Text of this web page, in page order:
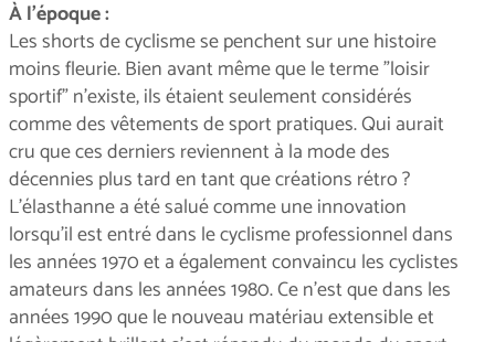
À l'époque :
Les shorts de cyclisme se penchent sur une histoire
moins fleurie. Bien avant même que le terme "loisir
sportif" n'existe, ils étaient seulement considérés
comme des vêtements de sport pratiques. Qui aurait
cru que ces derniers reviennent à la mode des
décennies plus tard en tant que créations rétro ?
L'élasthanne a été salué comme une innovation
lorsqu'il est entré dans le cyclisme professionnel dans
les années 1970 et a également convaincu les cyclistes
amateurs dans les années 1980. Ce n'est que dans les
années 1990 que le nouveau matériau extensible et